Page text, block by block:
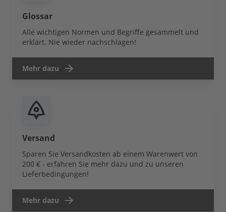
Glossar
Alle wichtigen Normen und Begriffe gesammelt und
erklärt. Nie wieder nachschlagen!
Mehr dazu
Versand
Sparen Sie Versandkosten ab einem Warenwert von
200 € - erfahren Sie mehr dazu und zu unseren
Lieferbedingungen!
Mehr dazu